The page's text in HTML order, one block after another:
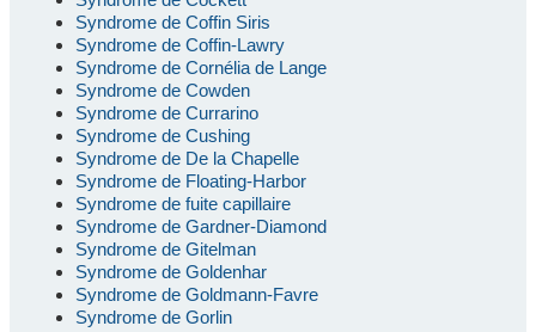
Syndrome de Coffin Siris
Syndrome de Coffin-Lawry
Syndrome de Cornélia de Lange
Syndrome de Cowden
Syndrome de Currarino
Syndrome de Cushing
Syndrome de De la Chapelle
Syndrome de Floating-Harbor
Syndrome de fuite capillaire
Syndrome de Gardner-Diamond
Syndrome de Gitelman
Syndrome de Goldenhar
Syndrome de Goldmann-Favre
Syndrome de Gorlin